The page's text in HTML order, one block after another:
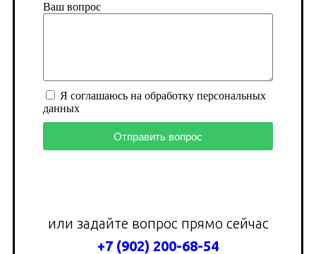
Ваш вопрос
Я соглашаюсь на обработку персональных
данных
Отправить вопрос
или задайте вопрос прямо сейчас
+7 (902) 200-68-54